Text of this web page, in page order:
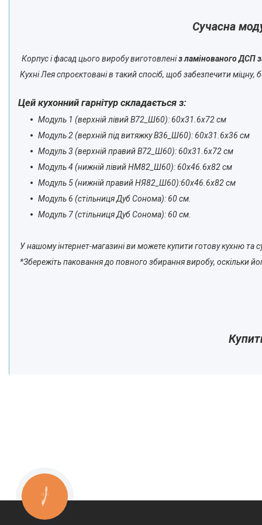
Сучасна
Корпус і фасад цього виробу виготовленіз ламінованого ДСП
Кухні Лея спроєктовані в такий спосіб, щоб забезпечити міцну,
Цей кухонний гарнітур складається з:
Модуль 1 (верхній лівий В72_Ш60): 60х31.6х72 см
Модуль 2 (верхній під витяжку В36_Ш60): 60х31.6х36 см
Модуль 3 (верхній правий В72_Ш60): 60х31.6х72 см
Модуль 4 (нижній лівий НМ82_Ш60): 60х46.6х82 см
Модуль 5 (нижній правий НЯ82_Ш60):60х46.6х82 см
Модуль 6 (стільниця Дуб Сонома): 60 см.
Модуль 7 (стільниця Дуб Сонома): 60 см.
У нашому інтернет-магазині ви можете купити готову кухню та
*Збережіть паковання до повного збирання виробу, оскільки
КНОПКА
ЗВ'ЯЗКУ